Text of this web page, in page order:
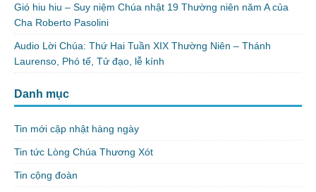
Gió hiu hiu – Suy niệm Chúa nhật 19 Thường niên năm A của
Cha Roberto Pasolini
Audio Lời Chúa: Thứ Hai Tuần XIX Thường Niên – Thánh
Laurenso, Phó tế, Tử đạo, lễ kính
Danh mục
Tin mới cập nhật hàng ngày
Tin tức Lòng Chúa Thương Xót
Tin cộng đoàn